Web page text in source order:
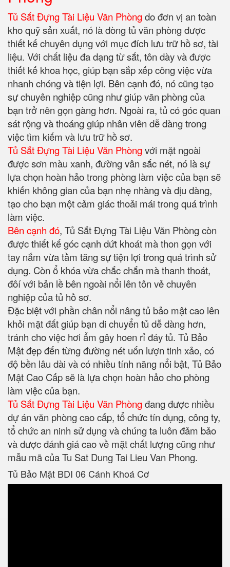
Tủ Sắt Đựng Tài Liệu Văn Phòngdo đơn vị an toàn
kho quỹ sản xuất, nó là dòng tủ văn phòng được
thiết kế chuyên dụng với mục đích lưu trữ hồ sơ, tài
liệu. Với chất liệu đa dạng từ sắt, tôn dày và được
thiết kế khoa học, giúp bạn sắp xếp công việc vừa
nhanh chóng và tiện lợi. Bên cạnh đó, nó cũng tạo
sự chuyên nghiệp cũng như giúp văn phòng của
bạn trở nên gọn gàng hơn. Ngoài ra, tủ có góc quan
sát rộng và thoáng giúp nhân viên dễ dàng trong
việc tìm kiếm và lưu trữ hồ sơ.
Tủ Sắt Đựng Tài Liệu Văn Phòngvới mặt ngoài
được sơn màu xanh, đường vân sắc nét, nó là sự
lựa chọn hoàn hảo trong phòng làm việc của bạn sẽ
khiến không gian của bạn nhẹ nhàng và dịu dàng,
tạo cho bạn một cảm giác thoải mái trong quá trình
làm việc.
Bên cạnh đó, Tủ Sắt Đựng Tài Liệu Văn Phòng còn
được thiết kế góc cạnh dứt khoát mà thon gọn với
tay nắm vừa tầm tăng sự tiện lợi trong quá trình sử
dụng. Còn ổ khóa vừa chắc chắn mà thanh thoát,
đôí với bản lề bên ngoài nổi lên tôn vẻ chuyên
nghiệp của tủ hồ sơ.
Đặc biệt với phần chân nổi nâng tủ bảo mật cao lên
khỏi mặt đất giúp bạn di chuyển tủ dễ dàng hơn,
tránh cho việc hơi ẩm gây hoen rỉ đáy tủ. Tủ Bảo
Mật đẹp đến từng đường nét uốn lượn tinh xảo, có
độ bền lâu dài và có nhiều tính năng nổi bật, Tủ Bảo
Mật Cao Cấp sẽ là lựa chọn hoàn hảo cho phòng
làm việc của bạn.
Tủ Sắt Đựng Tài Liệu Văn Phòngđang được nhiều
dự án văn phòng cao cấp, tổ chức tín dụng, công ty,
tổ chức an ninh sử dụng và chúng ta luôn đảm bảo
và dược đánh giá cao về mặt chất lượng cũng như
mẫu mã của Tu Sat Dung Tai Lieu Van Phong.
Tủ Bảo Mật BDI 06 Cánh Khoá Cơ